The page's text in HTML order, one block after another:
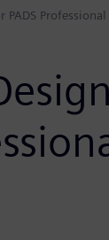
Professional